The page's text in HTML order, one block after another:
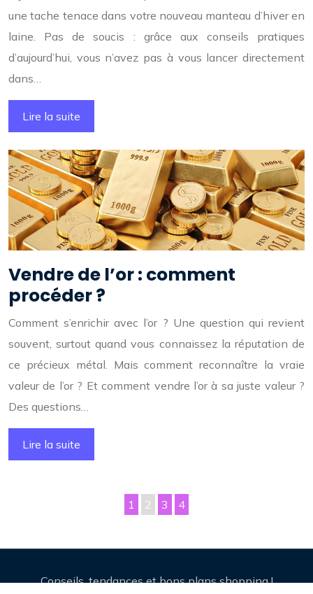
une tache tenace dans votre nouveau manteau d’hiver en
laine. Pas de soucis : grâce aux conseils pratiques
d’aujourd’hui, vous n’avez pas à vous lancer directement
dans…
Lire la suite
Vendre de l’or : comment
procéder ?
Comment s’enrichir avec l’or ? Une question qui revient
souvent, surtout quand vous connaissez la réputation de
ce précieux métal. Mais comment reconnaître la vraie
valeur de l’or ? Et comment vendre l’or à sa juste valeur ?
Des questions…
Lire la suite
1 2 3 4
Conseils, tendances et bons plans shopping !